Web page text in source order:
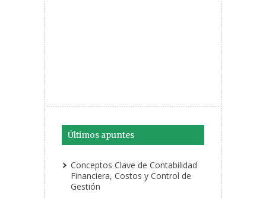
Últimos apuntes
Conceptos Clave de Contabilidad
Financiera, Costos y Control de
Gestión